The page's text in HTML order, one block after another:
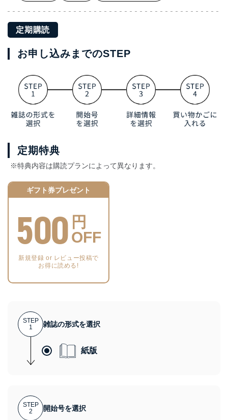
定期購読
お申し込みまでのSTEP
定期特典
※特典内容は購読プランによって異なります。
ギフト券プレゼント
500 円
OFF
新規登録 or レビュー投稿で
お得に読める!
STEP
1
雑誌の形式を選択
紙版
STEP
2
開始号を選択